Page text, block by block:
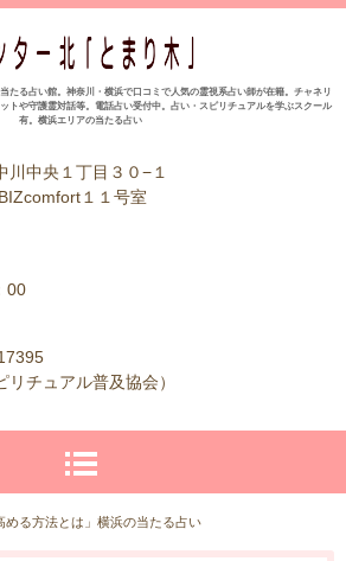
たる占い館。神奈川・横浜で口コミで人気の霊視系占い師が在籍。チャネリ
トや守護霊対話等。電話占い受付中。占い・スピリチュアルを学ぶスクール
有。横浜エリアの当たる占い
中央１丁目３０−１
１１号室
00
リチュアル普及協会）
める方法とは」横浜の当たる占い